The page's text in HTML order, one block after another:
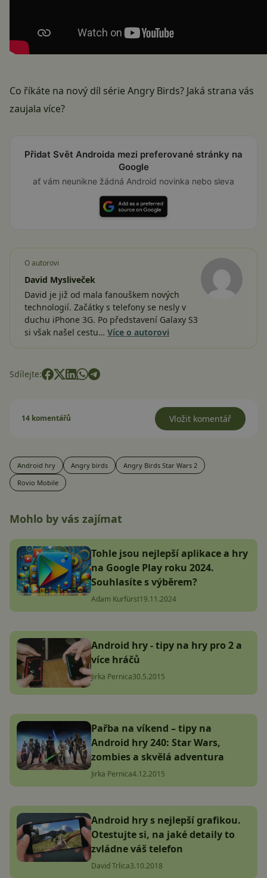
Co říkáte na nový díl série Angry Birds? Jaká strana vás
zaujala více?
Přidat Svět Androida mezi preferované stránky na
Google
ať vám neunikne žádná Android novinka nebo sleva
O autorovi
David Mysliveček
David je již od mala fanouškem nových
technologií. Začátky s telefony se nesly v
duchu iPhone 3G. Po představení Galaxy S3
si však našel cestu… Více o autorovi
Sdílejte:
14 komentářů Vložit komentář
Android hry Angry birds
Angry Birds Star Wars 2
Rovio Mobile
Mohlo by vás zajímat
Tohle jsou nejlepší aplikace a hry
na Google Play roku 2024.
Souhlasíte s výběrem?
Adam Kurfürst19.11.2024
Android hry - tipy na hry pro 2 a
více hráčů
Jirka Pernica30.5.2015
Pařba na víkend – tipy na
Android hry 240: Star Wars,
zombies a skvělá adventura
Jirka Pernica4.12.2015
Android hry s nejlepší grafikou.
Otestujte si, na jaké detaily to
zvládne váš telefon
David Trlica3.10.2018